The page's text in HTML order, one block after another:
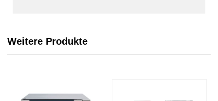
Weitere Produkte